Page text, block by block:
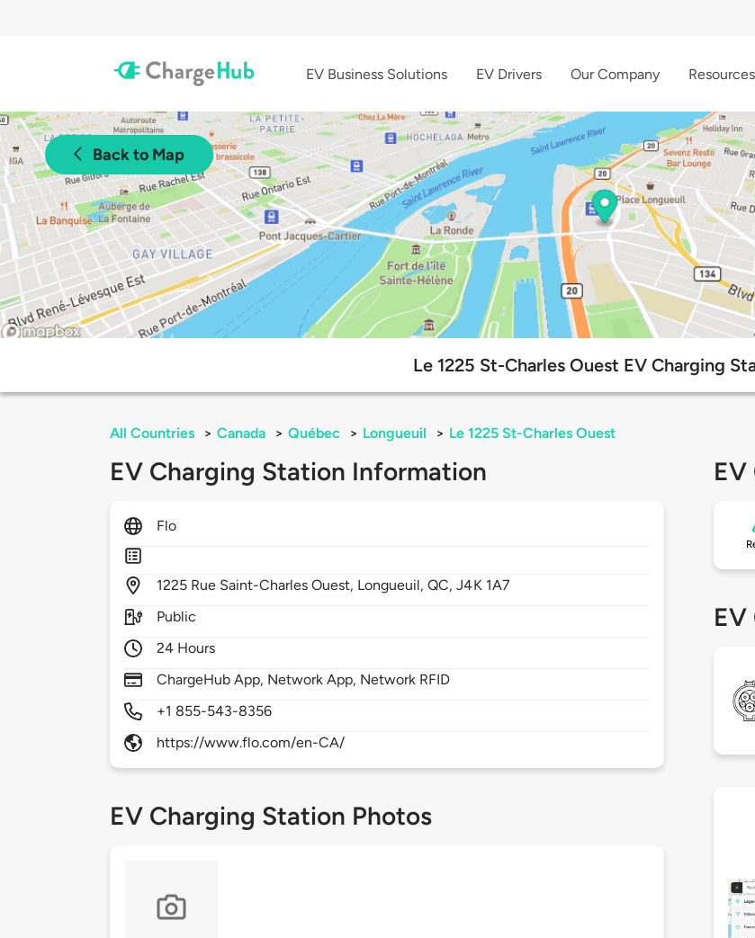
EV Business Solutions EV Drivers Our Company Resources
Back to Map
Le 1225 St-Charles Ouest EV Charging
All Countries > Canada > Québec > Longueuil > Le 1225 St-Charles Ouest
EV Charging Station Information
Flo
1225 Rue Saint-Charles Ouest, Longueuil,QC,J4K 1A7
Public
24 Hours
ChargeHub App, Network App, Network RFID
+1 855-543-8356
https://www.flo.com/en-CA/
EV Charging Station Photos